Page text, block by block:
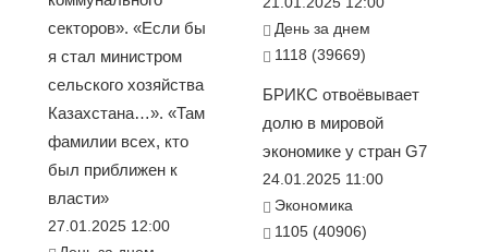
секторов». «Если бы
я стал министром
сельского хозяйства
Казахстана…». «Там
фамилии всех, кто
был приближен к
власти»
27.01.2025 12:00
День за днем
1118 (39669)
БРИКС отвоёвывает
долю в мировой
экономике у стран G7
24.01.2025 11:00
Экономика
1105 (40906)